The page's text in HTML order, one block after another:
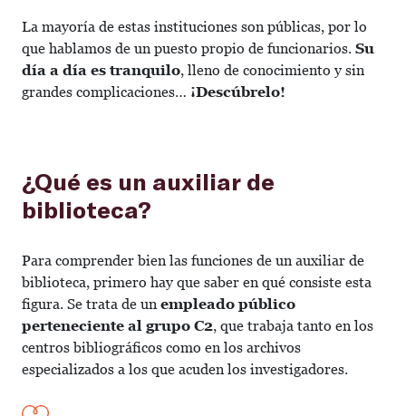
La mayoría de estas instituciones son públicas, por lo
que hablamos de un puesto propio de funcionarios. Su
día a día es tranquilo, lleno de conocimiento y sin
grandes complicaciones… ¡Descúbrelo!
¿Qué es un auxiliar de
biblioteca?
Para comprender bien las funciones de un auxiliar de
biblioteca, primero hay que saber en qué consiste esta
figura. Se trata de un empleado público
perteneciente al grupo C2, que trabaja tanto en los
centros bibliográficos como en los archivos
especializados a los que acuden los investigadores.